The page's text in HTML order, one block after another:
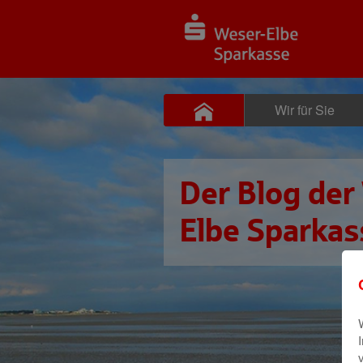
Wir für Sie
Der Blog der
Elbe